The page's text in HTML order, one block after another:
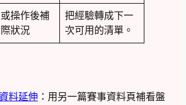
操作後補
狀況
把經驗轉成下一
次可用的清單。
料延伸 ：用另一篇賽事資料頁補看盤